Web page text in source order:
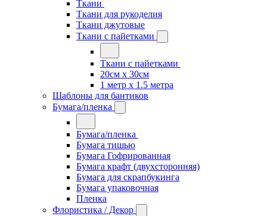
Ткани
Ткани для рукоделия
Ткани джутовые
Ткани с пайетками
Ткани с пайетками
20см х 30см
1 метр х 1.5 метра
Шаблоны для бантиков
Бумага/пленка
Бумага/пленка
Бумага тишью
Бумага Гофрированная
Бумага крафт (двухсторонняя)
Бумага для скрапбукинга
Бумага упаковочная
Пленка
Флористика / Декор